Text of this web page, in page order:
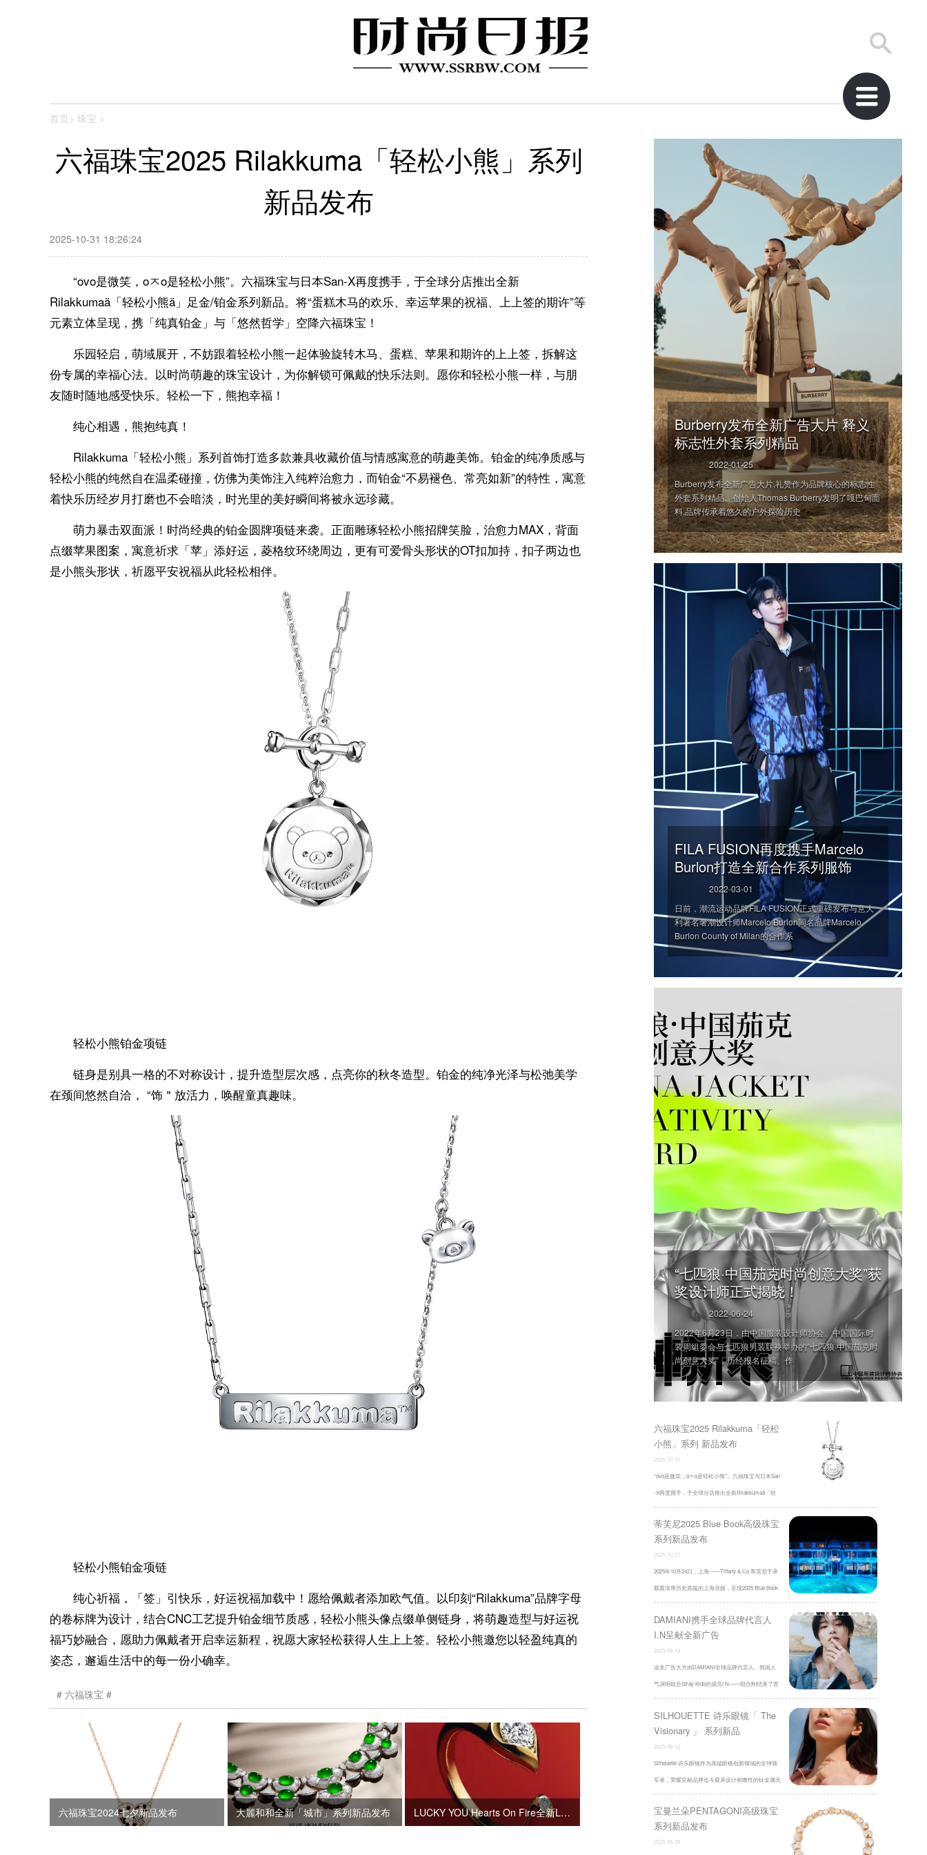
首页> 珠宝 >
六福珠宝2025 Rilakkuma「轻松小熊」系列
新品发布
2025-10-31 18:26:24
“ovo是微笑，oㅈo是轻松小熊”。六福珠宝与日本San-X再度携手，于全球分店推出全新
Rilakkumaä「轻松小熊ä」足金/铂金系列新品。将“蛋糕木马的欢乐、幸运苹果的祝福、上上签的期许”等
元素立体呈现，携「纯真铂金」与「悠然哲学」空降六福珠宝！
乐园轻启，萌域展开，不妨跟着轻松小熊一起体验旋转木马、蛋糕、苹果和期许的上上签，拆解这
份专属的幸福心法。以时尚萌趣的珠宝设计，为你解锁可佩戴的快乐法则。愿你和轻松小熊一样，与朋
友随时随地感受快乐。轻松一下，熊抱幸福！
纯心相遇，熊抱纯真！
Rilakkuma「轻松小熊」系列首饰打造多款兼具收藏价值与情感寓意的萌趣美饰。铂金的纯净质感与
轻松小熊的纯然自在温柔碰撞，仿佛为美饰注入纯粹治愈力，而铂金“不易褪色、常亮如新”的特性，寓意
着快乐历经岁月打磨也不会暗淡，时光里的美好瞬间将被永远珍藏。
萌力暴击双面派！时尚经典的铂金圆牌项链来袭。正面雕琢轻松小熊招牌笑脸，治愈力MAX，背面
点缀苹果图案，寓意祈求「苹」添好运，菱格纹环绕周边，更有可爱骨头形状的OT扣加持，扣子两边也
是小熊头形状，祈愿平安祝福从此轻松相伴。
轻松小熊铂金项链
链身是别具一格的不对称设计，提升造型层次感，点亮你的秋冬造型。铂金的纯净光泽与松弛美学
在颈间悠然自洽， “饰＂放活力，唤醒童真趣味。
轻松小熊铂金项链
纯心祈福，「签」引快乐，好运祝福加载中！愿给佩戴者添加欧气值。以印刻“Rilakkuma”品牌字母
的卷标牌为设计，结合CNC工艺提升铂金细节质感，轻松小熊头像点缀单侧链身，将萌趣造型与好运祝
福巧妙融合，愿助力佩戴者开启幸运新程，祝愿大家轻松获得人生上上签。轻松小熊邀您以轻盈纯真的
姿态，邂逅生活中的每一份小确幸。
六福珠宝
六福珠宝2024七夕新品发布 大麗和和全新「城市」系列新品发布 LUCKY YOU Hearts On Fire全新LU特别版钻石珠宝新品上市
'
Burberry发布全新广告大片 释义
标志性外套系列精品
2022-01-25
Burberry发布全新广告大片,礼赞作为品牌核心的标志性
外套系列精品。创始人Thomas Burberry发明了嘎巴甸面
料,品牌传承着悠久的户外探险历史
'
FILA FUSION再度携手Marcelo
Burlon打造全新合作系列服饰
2022-03-01
日前，潮流运动品牌FILA FUSION正式重磅发布与意大
利著名奢潮设计师Marcelo Burlon同名品牌Marcelo
Burlon County of Milan的合作系
“七匹狼·中国茄克时尚创意大奖”获
奖设计师正式揭晓！
2022-06-24
2022年6月23日，由中国服装设计师协会、中国国际时
装周组委会与七匹狼男装联袂举办的“七匹狼·中国茄克时
尚创意大奖”，历经报名征稿、作
六福珠宝2025 Rilakkuma「轻松
小熊」系列 新品发布
2025-10-31
“ovo是微笑，oㅈo是轻松小熊”。六福珠宝与日本San
-X再度携手，于全球分店推出全新Rilakkumaä「轻
松小熊ä」足金 铂金系列新品。将“蛋糕 ...
蒂芙尼2025 Blue Book高级珠宝
系列新品发布
2025-10-27
2025年10月24日，上海——Tiffany & Co 蒂芙尼于承
载着深厚历史底蕴的上海张园，呈现2025 Blue Book
高级珠宝系列Sea of Wonder瑰海 ...
DAMIANI携手全球品牌代言人
I.N呈献全新广告
2025-09-19
这支广告大片由DAMIANI全球品牌代言人、韩国人
气演唱组合Stray Kids的成员I N——组合刚结束了世
界巡回演唱会“dominATE”并在国际乐坛掀 ...
SILHOUETTE 诗乐眼镜「 The
Visionary 」 系列新品
2025-09-12
Silhouette 诗乐眼镜作为高端眼镜创新领域的全球领
军者，荣耀呈献品牌迄今最具设计前瞻性的钛金属无
框眼镜「The Visionary」系列。该设计 ...
宝曼兰朵PENTAGONI高级珠宝
系列新品发布
2025-08-29